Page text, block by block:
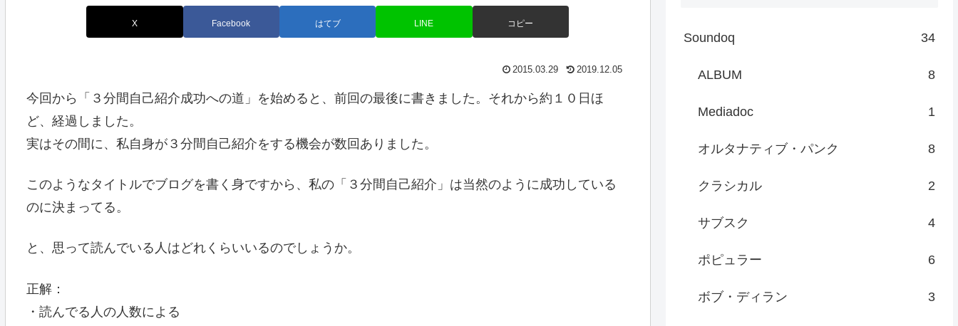
X Facebook はてブ LINE コピー
2015.03.29 2019.12.05
今回から「３分間自己紹介成功への道」を始めると、前回の最後に書きました。それから約１０日ほ
ど、経過しました。
実はその間に、私自身が３分間自己紹介をする機会が数回ありました。
このようなタイトルでブログを書く身ですから、私の「３分間自己紹介」は当然のように成功している
のに決まってる。
と、思って読んでいる人はどれくらいいるのでしょうか。
正解：
・読んでる人の人数による
Soundoq 34
ALBUM 8
Mediadoc 1
オルタナティブ・パンク 8
クラシカル 2
サブスク 4
ポピュラー 6
ボブ・ディラン 3